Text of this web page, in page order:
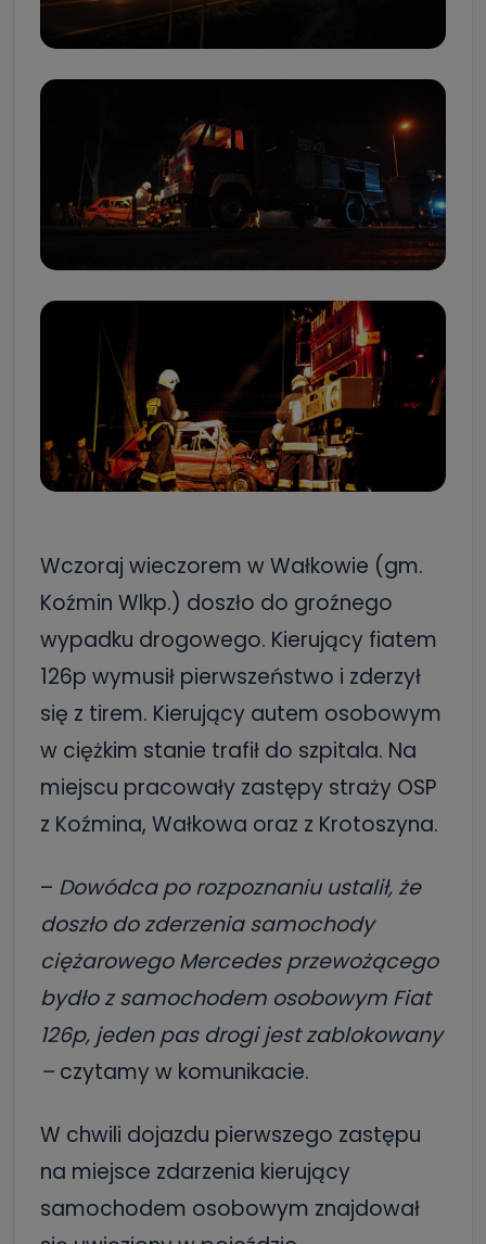
Wczoraj wieczorem w Wałkowie (gm.
Koźmin Wlkp.) doszło do groźnego
wypadku drogowego. Kierujący fiatem
126p wymusił pierwszeństwo i zderzył
się z tirem. Kierujący autem osobowym
w ciężkim stanie trafił do szpitala. Na
miejscu pracowały zastępy straży OSP
z Koźmina, Wałkowa oraz z Krotoszyna.
– Dowódca po rozpoznaniu ustalił, że
doszło do zderzenia samochody
ciężarowego Mercedes przewożącego
bydło z samochodem osobowym Fiat
126p, jeden pas drogi jest zablokowany
– czytamy w komunikacie.
W chwili dojazdu pierwszego zastępu
na miejsce zdarzenia kierujący
samochodem osobowym znajdował